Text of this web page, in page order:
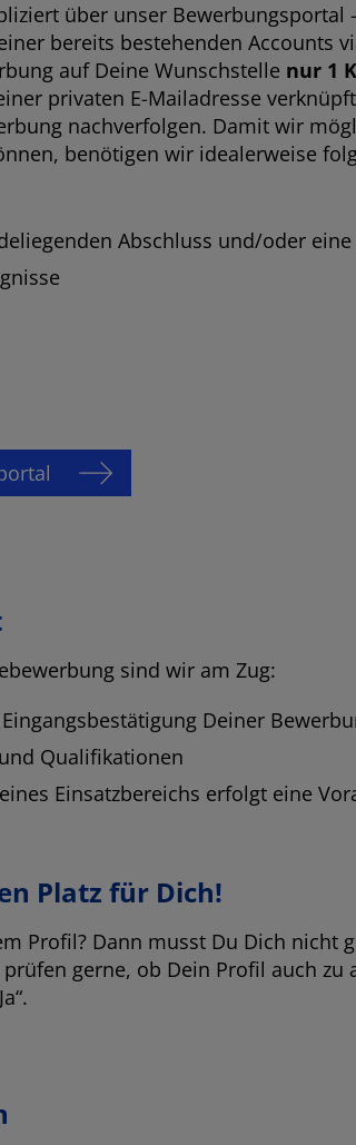
über unser Bewerbungsportal
bereits bestehenden Accounts
auf Deine Wunschstelle nur 1
privaten E-Mailadresse
nachverfolgen. Damit wir
benötigen wir idealerweise
Abschluss und/oder
sind wir am Zug:
Deiner
Qualifikationen
Einsatzbereichs erfolgt eine
Platz für Dich!
Profil? Dann musst Du Dich nicht
gerne, ob Dein Profil auch zu